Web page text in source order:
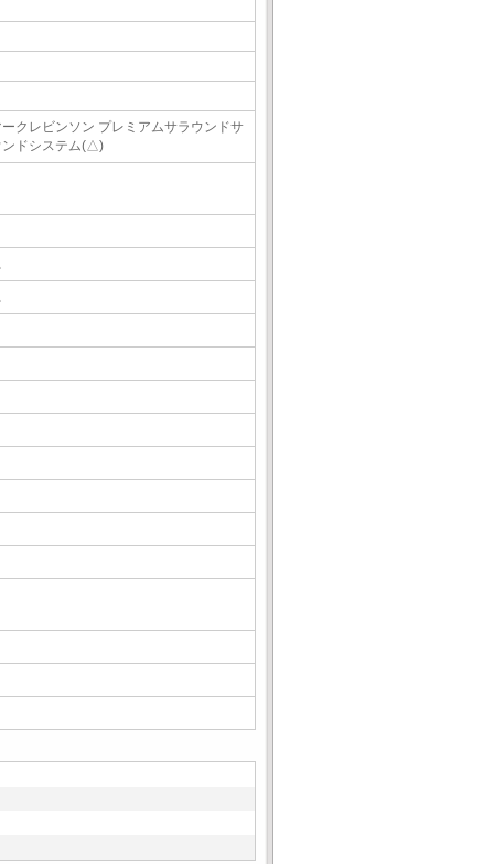
クレビンソン プレミアムサラウンドサ
ンドシステム(△)